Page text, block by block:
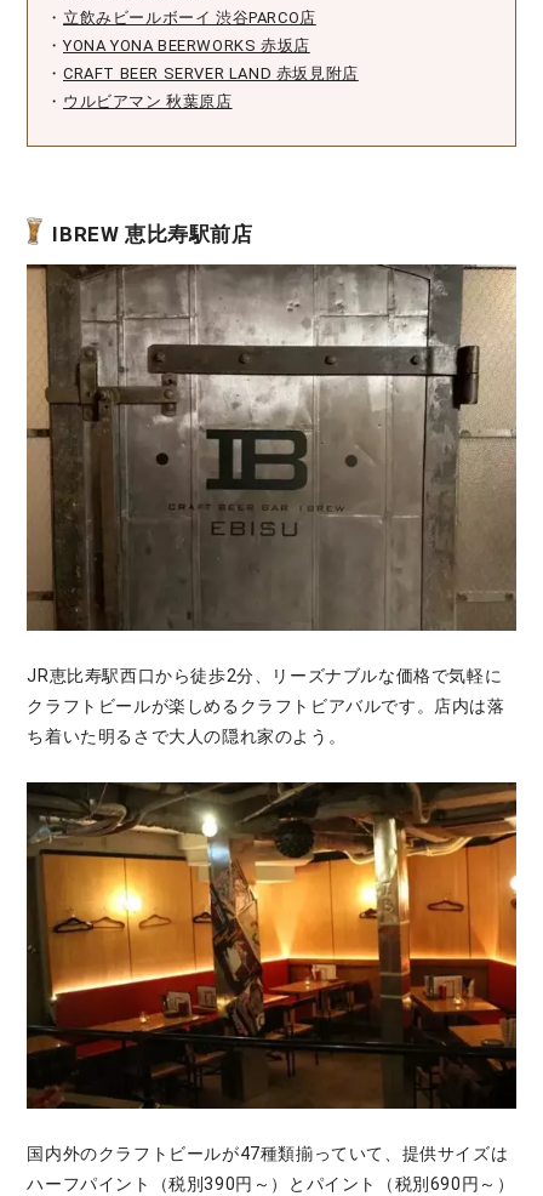
・ 立飲みビールボーイ 渋谷PARCO店
・YONA YONA BEERWORKS 赤坂店
・ CRAFT BEER SERVER LAND 赤坂見附店
・ ウルビアマン 秋葉原店
IBREW 恵比寿駅前店
JR恵比寿駅西口から徒歩2分、リーズナブルな価格で気軽に
クラフトビールが楽しめるクラフトビアバルです。店内は落
ち着いた明るさで大人の隠れ家のよう。
国内外のクラフトビールが47種類揃っていて、提供サイズは
ハーフパイント（税別390円～）とパイント（税別690円～）